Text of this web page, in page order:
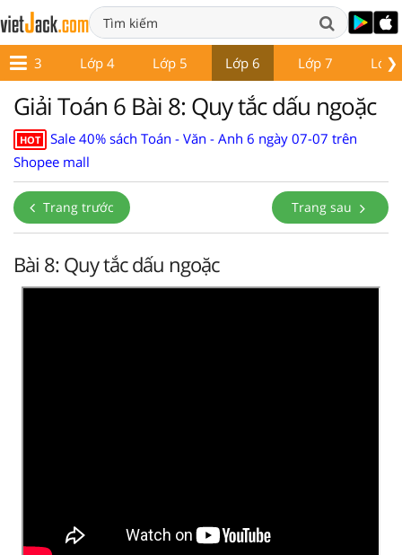
❯
Lớp 3 Lớp 4 Lớp 5 Lớp 6 Lớp 7 Lớp
Giải Toán 6 Bài 8: Quy tắc dấu ngoặc
HOT
Sale 40% sách Toán - Văn - Anh 6 ngày 07-07 trên
Shopee mall
Trang trước Trang sau
Bài 8: Quy tắc dấu ngoặc